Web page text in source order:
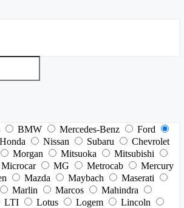
BMW Mercedes-Benz
Ford
Honda Nissan Subaru
Chevrolet
Morgan Mitsuoka
Mitsubishi
Microcar MG Metrocab
Mercury
Mazda Maybach
Maserati
Marlin Marcos
Mahindra
LTI Lotus Logem
Lincoln